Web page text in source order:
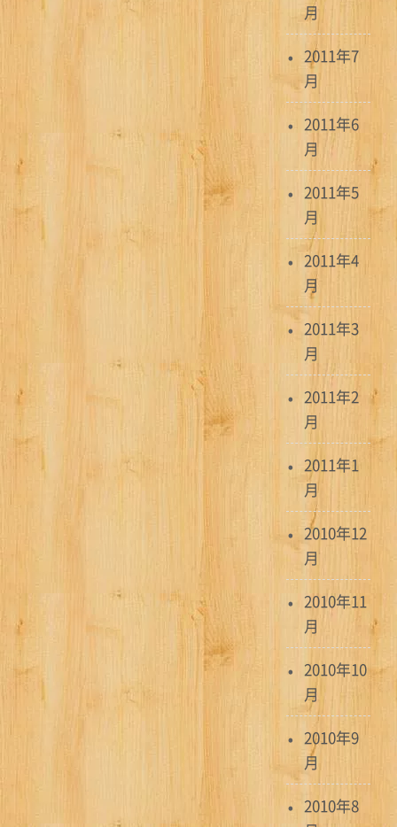
月
2011年7
月
2011年6
月
2011年5
月
2011年4
月
2011年3
月
2011年2
月
2011年1
月
2010年12
月
2010年11
月
2010年10
月
2010年9
月
2010年8